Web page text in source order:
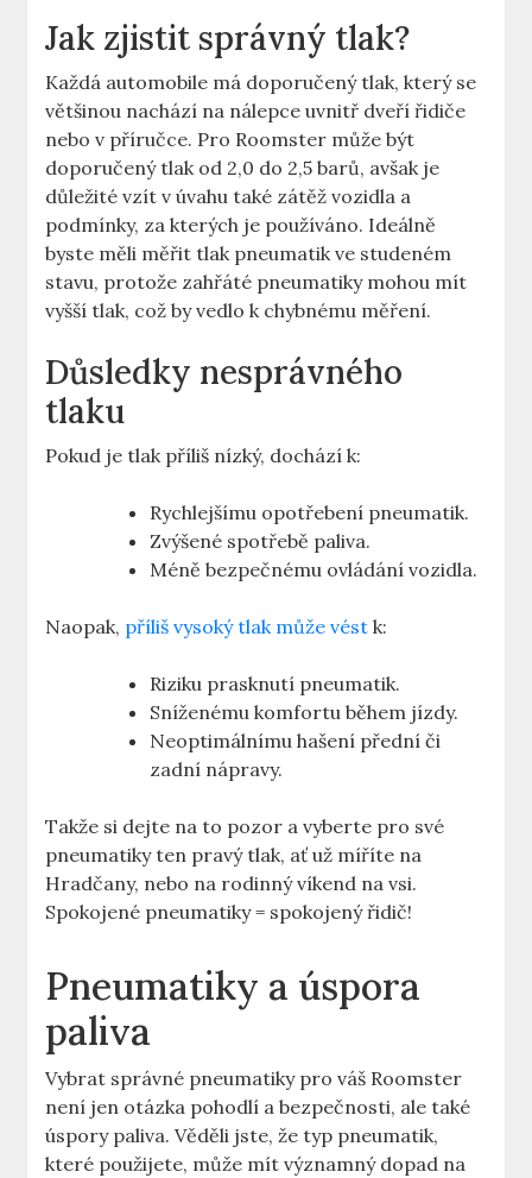
Jak zjistit správný tlak?
Každá automobile má doporučený tlak, který se
většinou nachází na nálepce uvnitř dveří řidiče
nebo v příručce. Pro Roomster může být
doporučený tlak od 2,0 do 2,5 barů, avšak je
důležité vzít v úvahu také zátěž vozidla a
podmínky, za kterých je používáno. Ideálně
byste měli měřit tlak pneumatik ve studeném
stavu, protože zahřáté pneumatiky mohou mít
vyšší tlak, což by vedlo k chybnému měření.
Důsledky nesprávného
tlaku
Pokud je tlak příliš nízký, dochází k:
Rychlejšímu opotřebení pneumatik.
Zvýšené spotřebě paliva.
Méně bezpečnému ovládání vozidla.
Naopak, příliš vysoký tlak může vést k:
Riziku prasknutí pneumatik.
Sníženému komfortu během jízdy.
Neoptimálnímu hašení přední či
zadní nápravy.
Takže si dejte na to pozor a vyberte pro své
pneumatiky ten pravý tlak, ať už míříte na
Hradčany, nebo na rodinný víkend na vsi.
Spokojené pneumatiky = spokojený řidič!
Pneumatiky a úspora
paliva
Vybrat správné pneumatiky pro váš Roomster
není jen otázka pohodlí a bezpečnosti, ale také
úspory paliva. Věděli jste, že typ pneumatik,
které použijete, může mít významný dopad na